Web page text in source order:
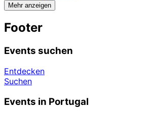
Mehr anzeigen
Footer
Events suchen
Entdecken
Suchen
Events in Portugal